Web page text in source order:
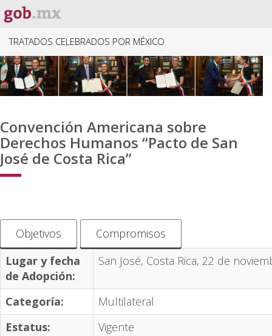
TRATADOS CELEBRADOS POR MÉXICO
Convención Americana sobre
Derechos Humanos “Pacto de San
José de Costa Rica”
Objetivos
Compromisos
Lugar y fecha
de Adopción:
San José, Costa Rica, 22 de
Categoría:
Multilateral
Estatus:
Vigente